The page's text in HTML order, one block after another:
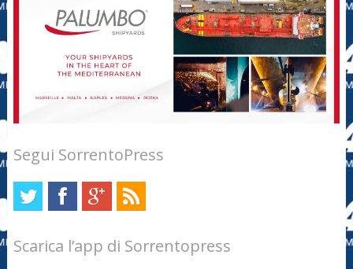
Segui SorrentoPress
Scarica l’app di Sorrentopress